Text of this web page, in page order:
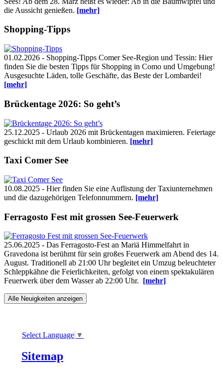
die Aussicht genießen. [mehr]
Shopping-Tipps
01.02.2026 - Shopping-Tipps Comer See-Region und Tessin: Hier
finden Sie die besten Tipps für Shopping in Como und Umgebung!
Ausgesuchte Läden, tolle Geschäfte, das Beste der Lombardei!
[mehr]
Brückentage 2026: So geht’s
25.12.2025 - Urlaub 2026 mit Brückentagen maximieren. Feiertage
geschickt mit dem Urlaub kombinieren. [mehr]
Taxi Comer See
10.08.2025 - Hier finden Sie eine Auflistung der Taxiunternehmen
und die dazugehörigen Telefonnummern. [mehr]
Ferragosto Fest mit grossen See-Feuerwerk
25.06.2025 - Das Ferragosto-Fest an Mariä Himmelfahrt in
Gravedona ist berühmt für sein großes Feuerwerk am Abend des 14.
August. Traditionell ab 21:00 Uhr begleitet ein Umzug beleuchteter
Schleppkähne die Feierlichkeiten, gefolgt von einem spektakulären
Feuerwerk über dem Wasser ab 22:00 Uhr. [mehr]
Alle Neuigkeiten anzeigen
Select Language ▼
Sitemap